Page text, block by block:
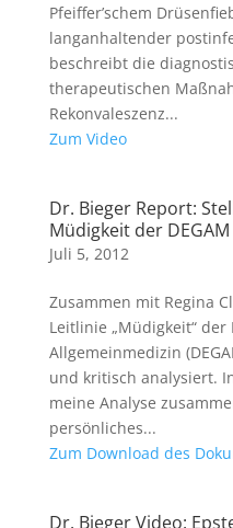
Pfeiffer’schem
langanhaltender
beschreibt die
therapeutischen
Rekonvaleszenz...
Zum Video
Dr. Bieger Report:
Müdigkeit der DEGAM
Juli 5, 2012
Zusammen mit Regina
Leitlinie „Müdigkeit“
Allgemeinmedizin
und kritisch analysiert.
meine Analyse
persönliches...
Zum Download des
Dr. Bieger Video: